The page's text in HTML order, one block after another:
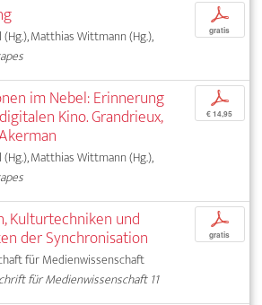
Matthias Wittmann (Hg.),
p
gratis
im Nebel: Erinnerung
Kino. Grandrieux,
Matthias Wittmann (Hg.),
p
€ 14,95
Kulturtechniken und
der Synchronisation
für Medienwissenschaft
für Medienwissenschaft 11
p
gratis